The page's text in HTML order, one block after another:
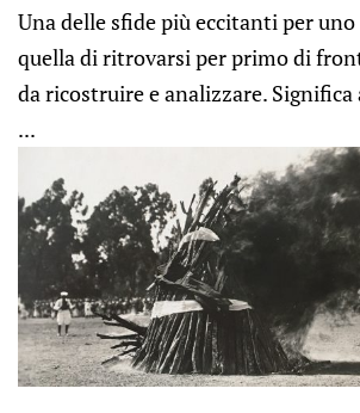
Una delle sfide più eccitanti per
quella di ritrovarsi per primo di
da ricostruire e analizzare. Significa
...